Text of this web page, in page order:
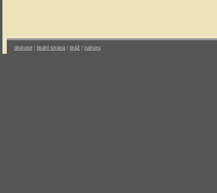
diskuse | titulní strana | tiráž | nahoru